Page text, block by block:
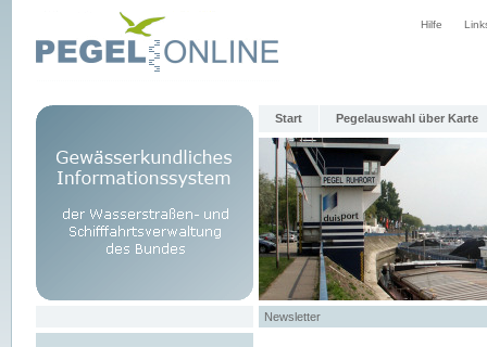
Hilfe
Start Pegelauswahl über Karte
Newsletter